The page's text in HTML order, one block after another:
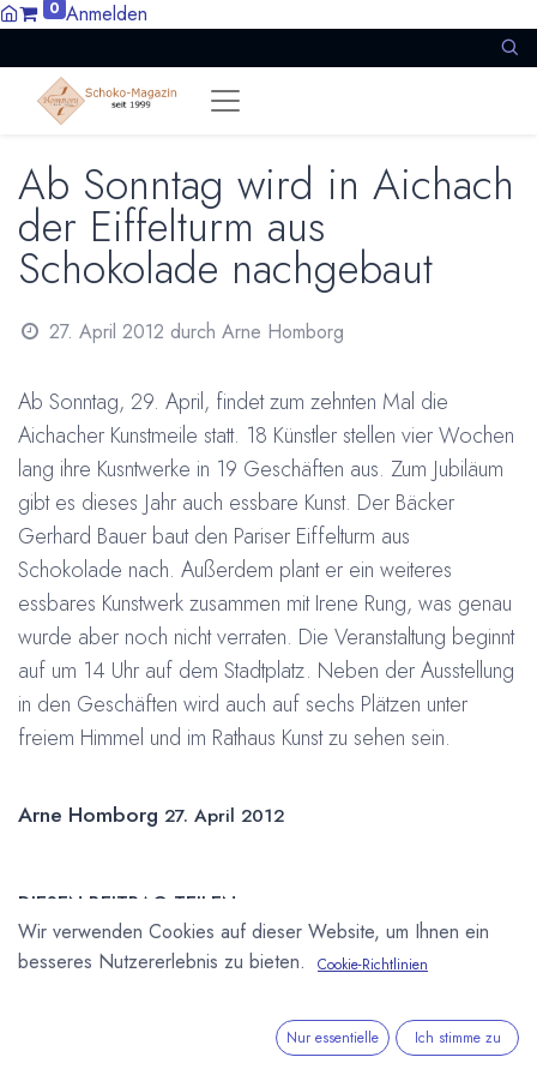
0 Anmelden
Ab Sonntag wird in Aichach
der Eiffelturm aus
Schokolade nachgebaut
27. April 2012 durch Arne Homborg
Ab Sonntag, 29. April, findet zum zehnten Mal die
Aichacher Kunstmeile statt. 18 Künstler stellen vier Wochen
lang ihre Kusntwerke in 19 Geschäften aus. Zum Jubiläum
gibt es dieses Jahr auch essbare Kunst. Der Bäcker
Gerhard Bauer baut den Pariser Eiffelturm aus
Schokolade nach. Außerdem plant er ein weiteres
essbares Kunstwerk zusammen mit Irene Rung, was genau
wurde aber noch nicht verraten. Die Veranstaltung beginnt
auf um 14 Uhr auf dem Stadtplatz. Neben der Ausstellung
in den Geschäften wird auch auf sechs Plätzen unter
freiem Himmel und im Rathaus Kunst zu sehen sein.
Arne Homborg 27. April 2012
DIESEN BEITRAG TEILEN
Wir verwenden Cookies auf dieser Website, um Ihnen ein
besseres Nutzererlebnis zu bieten.
Cookie-Richtlinien
Nur essentielle Ich stimme zu